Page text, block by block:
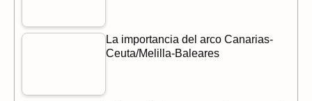
La importancia del arco Canarias-
Ceuta/Melilla-Baleares